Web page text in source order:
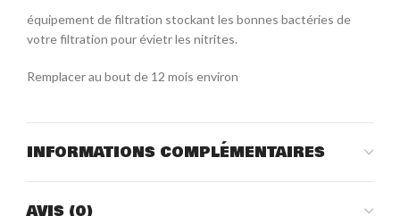
équipement de filtration stockant les bonnes bactéries de
votre filtration pour évietr les nitrites.
Remplacer au bout de 12 mois environ
INFORMATIONS COMPLÉMENTAIRES
AVIS (0)